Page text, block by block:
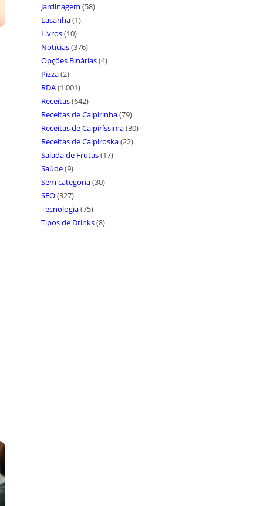
Jardinagem (58)
Lasanha(1)
Livros(10)
Notícias(376)
Opções Binárias(4)
Pizza(2)
RDA(1.001)
Receitas(642)
Receitas de Caipirinha(79)
Receitas de Caipiríssima(30)
Receitas de Caipiroska(22)
Salada de Frutas(17)
Saúde(9)
Sem categoria(30)
SEO(327)
Tecnologia(75)
Tipos de Drinks(8)